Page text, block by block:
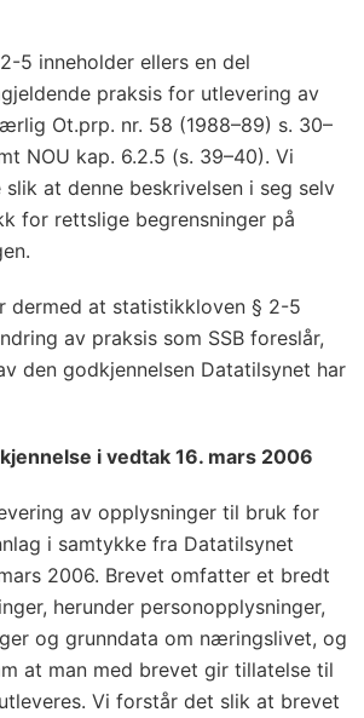
5 inneholder ellers en del
praksis for utlevering av
Ot.prp. nr. 58 (1988–89) s. 30–
NOU kap. 6.2.5 (s. 39–40). Vi
at denne beskrivelsen i seg selv
for rettslige begrensninger på
dermed at statistikkloven § 2-5
av praksis som SSB foreslår,
den godkjennelsen Datatilsynet har
i vedtak 16. mars 2006
av opplysninger til bruk for
i samtykke fra Datatilsynet
2006. Brevet omfatter et bredt
herunder personopplysninger,
og grunndata om næringslivet, og
at man med brevet gir tillatelse til
Vi forstår det slik at brevet